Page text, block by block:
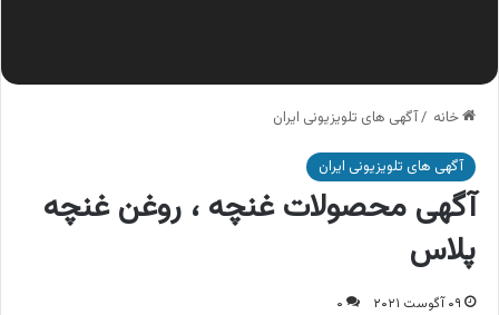
خانه /آگهی های تلویزیونی ایران
آگهی های تلویزیونی ایران
آگهی محصولات غنچه ، روغن غنچه
پلاس
۰۹ آگوست ۲۰۲۱ ۰